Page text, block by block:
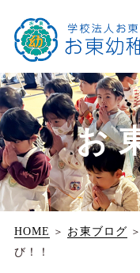
お
HOME ＞ お東ブログ ＞
び！！